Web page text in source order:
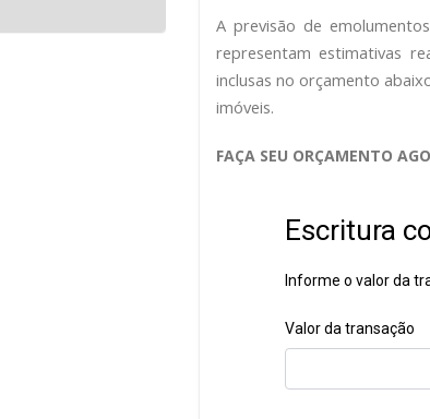
A previsão de
representam estimativas
inclusas no orçamento
imóveis.
FAÇA SEU ORÇAMENTO